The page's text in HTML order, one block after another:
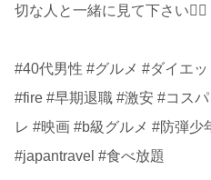
切な人と一緒に見て下さい🙇‍♂️
#40代男性 #グルメ #ダイエ
#fire #早期退職 #激安 #コス
レ #映画 #b級グルメ #防弾少
#japantravel #食べ放題